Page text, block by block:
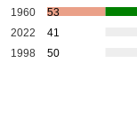
1960
53
2022
41
1998 50